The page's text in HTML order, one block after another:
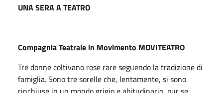
UNA SERA A TEATRO
Compagnia Teatrale in Movimento MOVITEATRO
Tre donne coltivano rose rare seguendo la tradizione di
famiglia. Sono tre sorelle che, lentamente, si sono